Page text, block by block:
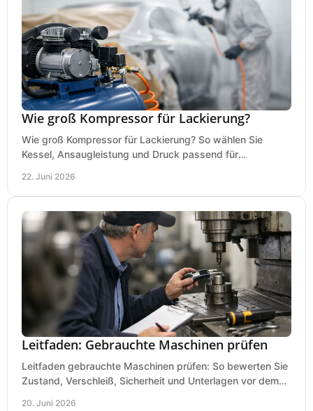
Wie groß Kompressor für Lackierung?
Wie groß Kompressor für Lackierung? So wählen Sie
Kessel, Ansaugleistung und Druck passend für
22. Juni 2026
Leitfaden: Gebrauchte Maschinen prüfen
Leitfaden gebrauchte Maschinen prüfen: So bewerten Sie
Zustand, Verschleiß, Sicherheit und Unterlagen vor dem
20. Juni 2026